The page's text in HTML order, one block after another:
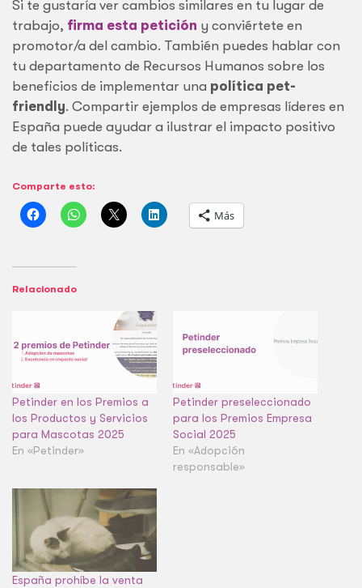
Si te gustaría ver cambios similares en tu lugar de
trabajo, firma esta petición y conviértete en
promotor/a del cambio. También puedes hablar con
tu departamento de Recursos Humanos sobre los
beneficios de implementar una política pet-
friendly. Compartir ejemplos de empresas líderes en
España puede ayudar a ilustrar el impacto positivo
de tales políticas.
Comparte esto:
Más
Relacionado
Petinder en los Premios a
los Productos y Servicios
para Mascotas 2025
En «Petinder»
Petinder preseleccionado
para los Premios Empresa
Social 2025
En «Adopción
responsable»
España prohíbe la venta